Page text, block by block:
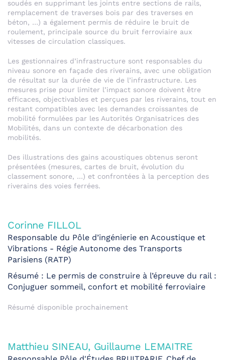
soudés en supprimant les joints entre sections de rails,
remplacement de traverses bois par des traverses en
béton, …) a également permis de réduire le bruit de
roulement, principale source du bruit ferroviaire aux
vitesses de circulation classiques.
Les gestionnaires d’infrastructure sont responsables du
niveau sonore en façade des riverains, avec une obligation
de résultat sur la durée de vie de l’infrastructure. Les
mesures prise pour limiter l’impact sonore doivent être
efficaces, objectivables et perçues par les riverains, tout en
restant compatibles avec les demandes croissantes de
mobilité formulées par les Autorités Organisatrices des
Mobilités, dans un contexte de décarbonation des
mobilités.
Des illustrations des gains acoustiques obtenus seront
présentées (mesures, cartes de bruit, évolution du
classement sonore, …) et confrontées à la perception des
riverains des voies ferrées.
Corinne FILLOL
Responsable du Pôle d’ingénierie en Acoustique et
Vibrations - Régie Autonome des Transports
Parisiens (RATP)
Résumé : Le permis de construire à l’épreuve du rail :
Conjuguer sommeil, confort et mobilité ferroviaire
Résumé disponible prochainement
Matthieu SINEAU, Guillaume LEMAITRE